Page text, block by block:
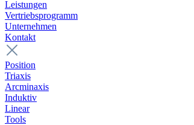
Leistungen
Vertriebsprogramm
Unternehmen
Kontakt
Position
Triaxis
Arcminaxis
Induktiv
Linear
Tools